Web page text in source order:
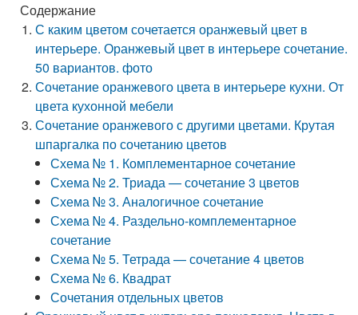
Содержание
С каким цветом сочетается оранжевый цвет в
интерьере. Оранжевый цвет в интерьере сочетание.
50 вариантов. фото
Сочетание оранжевого цвета в интерьере кухни. От
цвета кухонной мебели
Сочетание оранжевого с другими цветами. Крутая
шпаргалка по сочетанию цветов
Схема № 1. Комплементарное сочетание
Схема № 2. Триада — сочетание 3 цветов
Схема № 3. Аналогичное сочетание
Схема № 4. Раздельно-комплементарное
сочетание
Схема № 5. Тетрада — сочетание 4 цветов
Схема № 6. Квадрат
Сочетания отдельных цветов